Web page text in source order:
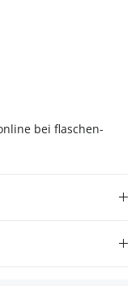
bei flaschen-